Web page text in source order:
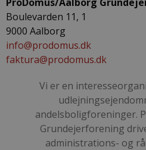
Boulevarden 11, 1
9000 Aalborg
info@prodomus.dk
faktura@prodomus.dk
Vi er en
andelsboligforeninger.
Grundejerforening
administrations- og